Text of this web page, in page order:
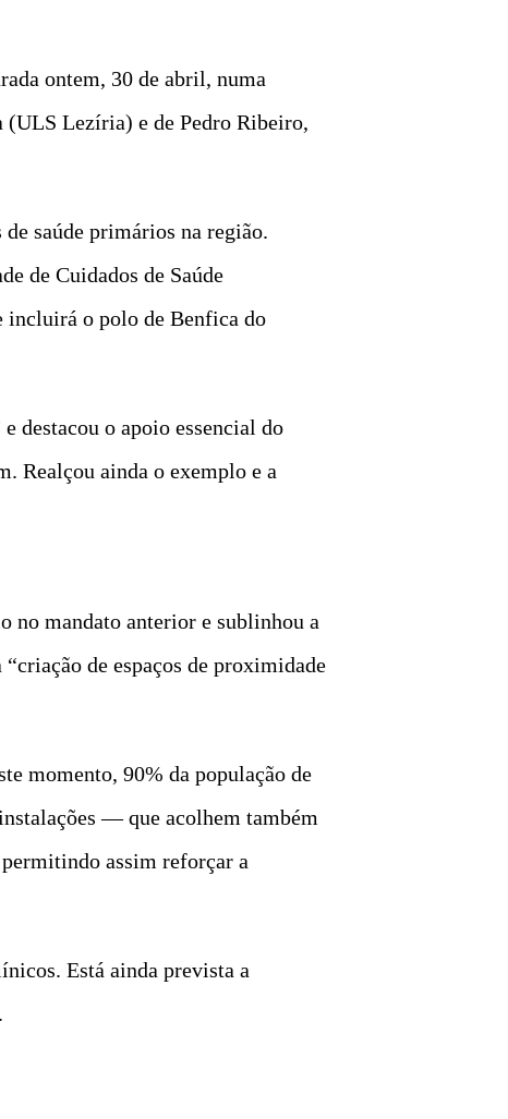
ontem, 30 de abril, numa
(ULS Lezíria) e de Pedro Ribeiro,
saúde primários na região.
de Cuidados de Saúde
incluirá o polo de Benfica do
destacou o apoio essencial do
Realçou ainda o exemplo e a
no mandato anterior e sublinhou a
de espaços de proximidade
momento, 90% da população de
— que acolhem também
assim reforçar a
Está ainda prevista a